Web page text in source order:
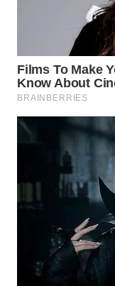
WN
KARAWANG
WN
BEKASI
BOGOR
DEPOK
WN